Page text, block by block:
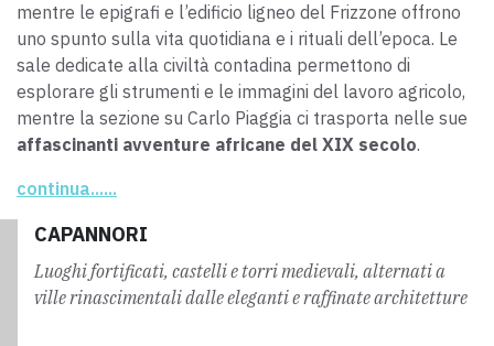
mentre le epigrafi e l’edificio ligneo del Frizzone offrono
uno spunto sulla vita quotidiana e i rituali dell’epoca. Le
sale dedicate alla civiltà contadina permettono di
esplorare gli strumenti e le immagini del lavoro agricolo,
mentre la sezione su Carlo Piaggia ci trasporta nelle sue
affascinanti avventure africane del XIX secolo.
Pellegrino", un percorso che riproduce il disegno della
"Capasanta", la conchiglia simbolo dei pellegrini.
continua......
CAPANNORI
Luoghi fortificati, castelli e torri medievali, alternati a
ville rinascimentali dalle eleganti e raffinate architetture